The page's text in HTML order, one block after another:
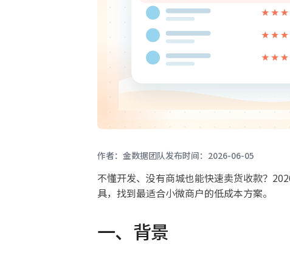
作者：金数据团队发布时间：2026-06-05
不懂开发、没有商城也能快速卖货收款？
具，找到最适合小微商户的低成本方案。
一、背景